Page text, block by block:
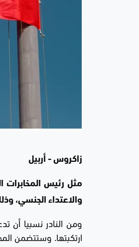
زاكروس - أربيل
مثل رئيس المخابرات
والاعتداء الجنسي،
ومن النادر نسبيا أن
ارتكبتها. وستتضمن